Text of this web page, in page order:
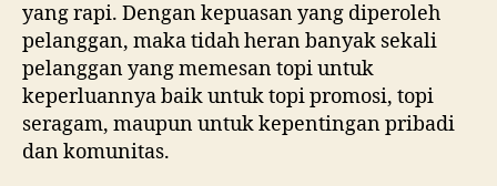
yang rapi. Dengan kepuasan yang diperoleh
pelanggan, maka tidah heran banyak sekali
pelanggan yang memesan topi untuk
keperluannya baik untuk topi promosi, topi
seragam, maupun untuk kepentingan pribadi
dan komunitas.